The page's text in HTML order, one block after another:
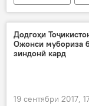
фарҳангиён
ҷоиза
театр
Додгоҳи
Ожонси мубориза
зиндонӣ кард
19 сентябри 2017,